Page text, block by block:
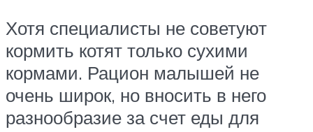
Хотя специалисты не советуют
кормить котят только сухими
кормами. Рацион малышей не
очень широк, но вносить в него
разнообразие за счет еды для